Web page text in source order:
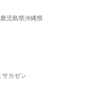
鹿児島県沖縄県
サカゼン